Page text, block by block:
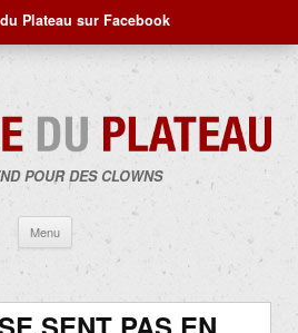
Plateau sur Facebook
POUR DES CLOWNS
Menu
contenu